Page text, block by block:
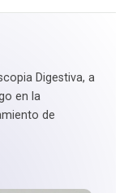
Digestiva, a
en la
de